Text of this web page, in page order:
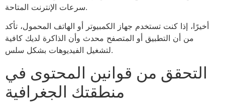
سرعات الإنترنت المتاحة.
أخيرًا، إذا كنت تستخدم جهاز الكمبيوتر أو الهاتف المحمول، تأكد
من أن التطبيق أو المتصفح محدث وأن الذاكرة لديك كافية
لتشغيل الفيديوهات بشكل سلس.
التحقق من قوانين المحتوى في
منطقتك الجغرافية